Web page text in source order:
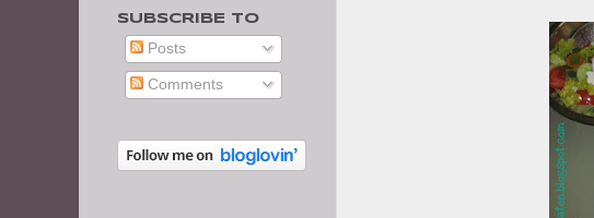
SUBSCRIBE TO
Posts
Comments